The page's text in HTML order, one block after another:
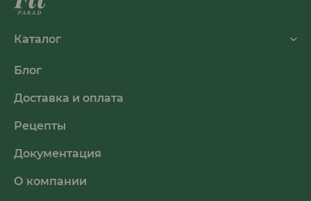
Каталог
Блог
Доставка и оплата
Рецепты
Документация
О компании